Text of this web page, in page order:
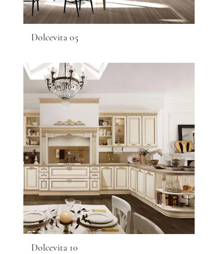
Dolcevita 05
Dolcevita 10